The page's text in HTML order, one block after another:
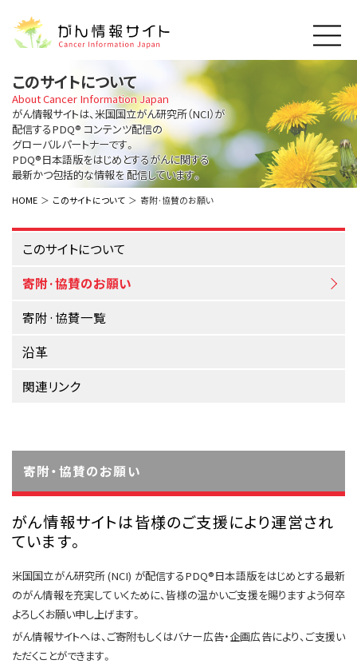
このサイトについて
About Cancer Information Japan
ご利用規約
プライバシーポリシー
お問い合わせ
関連リンク
がんの種類
Cancer Types
頭頸部
消化管
肝胆膵
泌尿器
皮膚
AIDs関連
内分泌
最新がん情報
治療（成人）
スクリーニング（検診）
予防
遺伝学的情報
がん用語辞書
お知らせ一覧
News
このサイトについて
About Cancer Information Japan
がん情報サイトは、米国国立がん研究所（NCI）が
配信するPDQ® コンテンツ配信の
グローバルパートナーです。
PDQ®日本語版をはじめとするがんに関する
最新かつ包括的な情報を配信しています。
HOME このサイトについて 寄附·協賛のお願い
このサイトについて
寄附·協賛のお願い
寄附·協賛一覧
沿革
関連リンク
寄附・協賛のお願い
がん情報サイトは皆様のご支援により運営され
ています。
米国国立がん研究所 (NCI) が配信するPDQ®日本語版をはじめとする最新
のがん情報を充実していくために、皆様の温かいご支援を賜りますよう何卒
よろしくお願い申し上げます。
がん情報サイトへは、ご寄附もしくはバナー広告・企画広告により、ご支援い
ただくことができます。